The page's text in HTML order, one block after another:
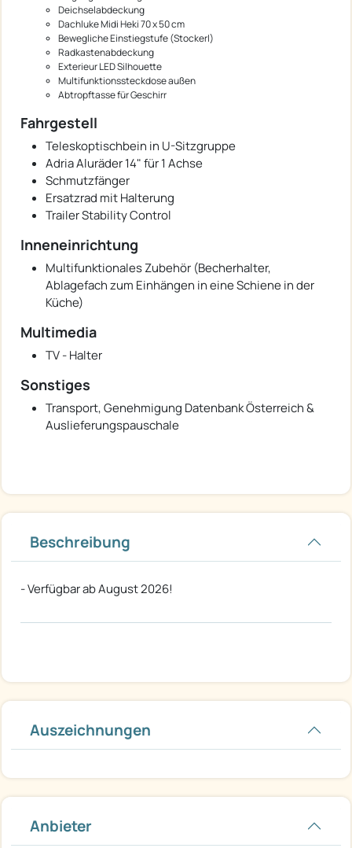
Deichselabdeckung
Dachluke Midi Heki 70 x 50 cm
Bewegliche Einstiegstufe (Stockerl)
Radkastenabdeckung
Exterieur LED Silhouette
Multifunktionssteckdose außen
Abtropftasse für Geschirr
Fahrgestell
Teleskoptischbein in U-Sitzgruppe
Adria Aluräder 14" für 1 Achse
Schmutzfänger
Ersatzrad mit Halterung
Trailer Stability Control
Inneneinrichtung
Multifunktionales Zubehör (Becherhalter,
Ablagefach zum Einhängen in eine Schiene in der
Küche)
Multimedia
TV - Halter
Sonstiges
Transport, Genehmigung Datenbank Österreich &
Auslieferungspauschale
Beschreibung
- Verfügbar ab August 2026!
Auszeichnungen
Anbieter